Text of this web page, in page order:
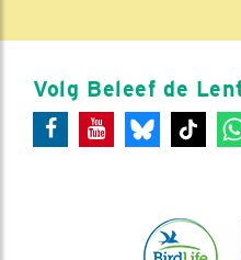
Volg Beleef de